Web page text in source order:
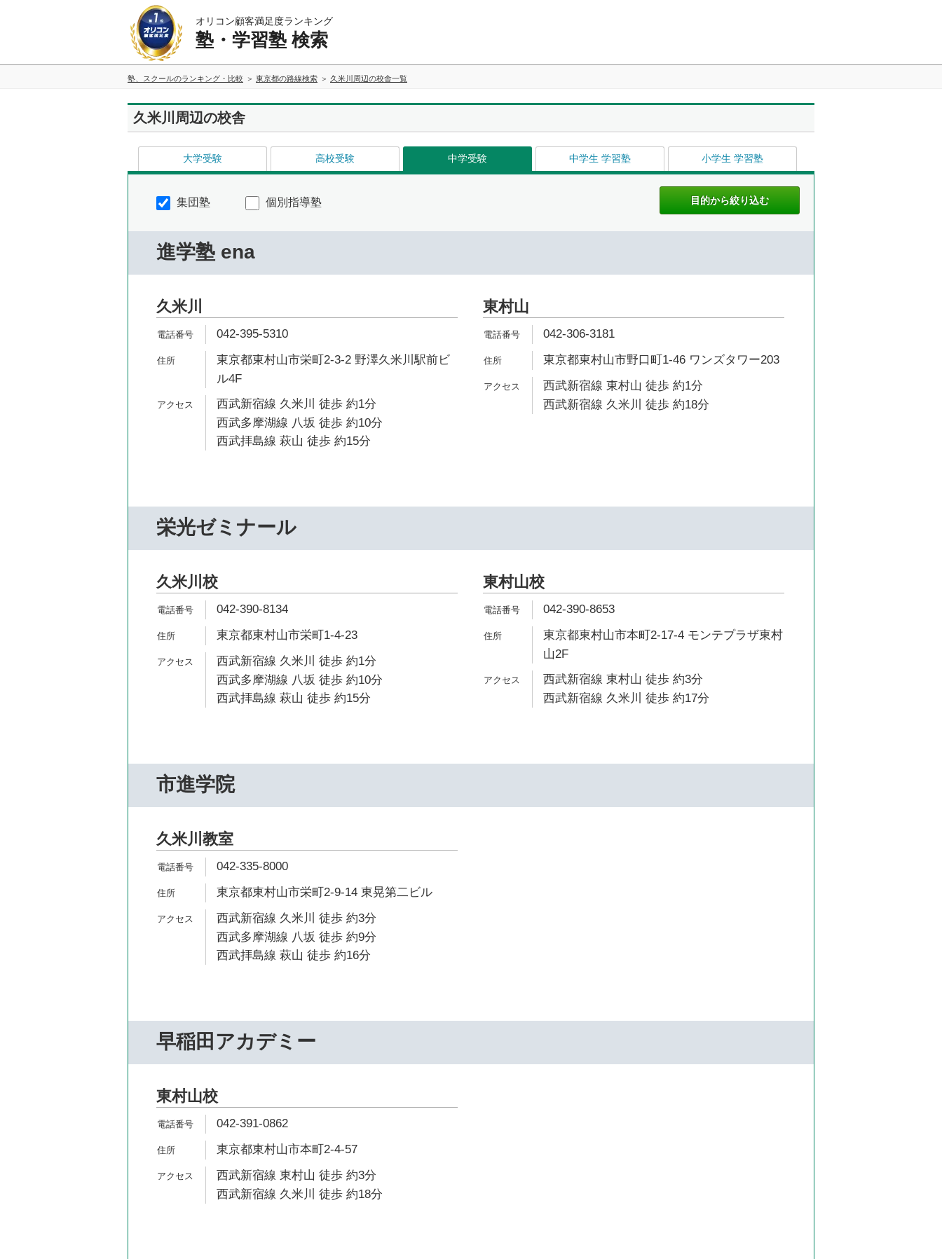
オリコン顧客満足度ランキング
塾・学習塾 検索
塾、スクールのランキング・比較 東京都の路線検索 久米川周辺の校舎一覧
久米川周辺の校舎
大学受験 高校受験 中学受験 中学生 学習塾 小学生 学習塾
集団塾 個別指導塾
進学塾 ena
久米川
042-395-5310
東京都東村山市栄町2-3-2 野澤久米川駅前ビ
ル4F
西武新宿線 久米川 徒歩 約1分
西武多摩湖線 八坂 徒歩 約10分
西武拝島線 萩山 徒歩 約15分
東村山
042-306-3181
東京都東村山市野口町1-46 ワンズタワー203
西武新宿線 東村山 徒歩 約1分
西武新宿線 久米川 徒歩 約18分
栄光ゼミナール
久米川校
042-390-8134
東京都東村山市栄町1-4-23
西武新宿線 久米川 徒歩 約1分
西武多摩湖線 八坂 徒歩 約10分
西武拝島線 萩山 徒歩 約15分
東村山校
042-390-8653
東京都東村山市本町2-17-4 モンテプラザ東村
山2F
西武新宿線 東村山 徒歩 約3分
西武新宿線 久米川 徒歩 約17分
市進学院
久米川教室
042-335-8000
東京都東村山市栄町2-9-14 東晃第二ビル
西武新宿線 久米川 徒歩 約3分
西武多摩湖線 八坂 徒歩 約9分
西武拝島線 萩山 徒歩 約16分
早稲田アカデミー
東村山校
042-391-0862
東京都東村山市本町2-4-57
西武新宿線 東村山 徒歩 約3分
西武新宿線 久米川 徒歩 約18分